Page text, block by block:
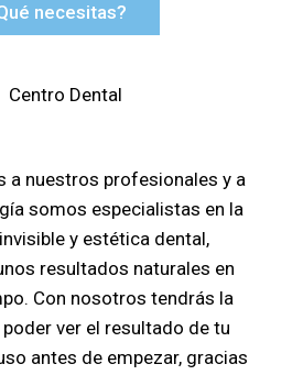
necesitas?
a nuestros profesionales y a
somos especialistas en la
y estética dental,
resultados naturales en
Con nosotros tendrás la
ver el resultado de tu
antes de empezar, gracias